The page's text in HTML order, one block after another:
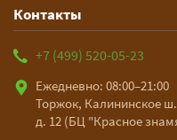
Контакты
+7 (499) 520-05-23
Ежедневно: 08:00–21:00
Торжок, Калининское
д. 12 (БЦ "Красное